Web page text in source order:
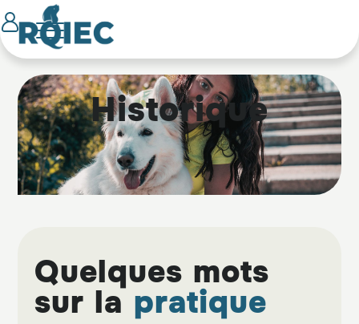
Historique
Quelques mots
sur la pratique